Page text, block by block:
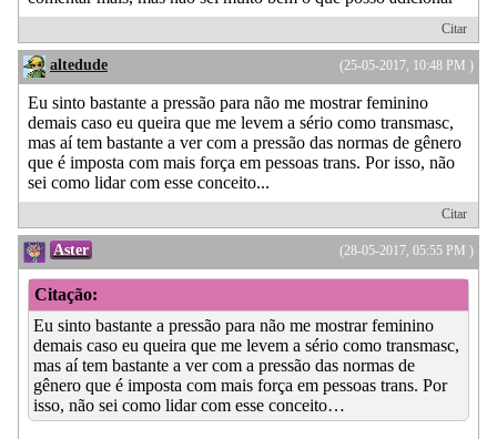
Citar
(25-05-2017, 10:48 PM )
altedude
Eu sinto bastante a pressão para não me mostrar feminino
demais caso eu queira que me levem a sério como transmasc,
mas aí tem bastante a ver com a pressão das normas de gênero
que é imposta com mais força em pessoas trans. Por isso, não
sei como lidar com esse conceito...
Citar
(28-05-2017, 05:55 PM )
Aster
Citação:
Eu sinto bastante a pressão para não me mostrar feminino
demais caso eu queira que me levem a sério como transmasc,
mas aí tem bastante a ver com a pressão das normas de
gênero que é imposta com mais força em pessoas trans. Por
isso, não sei como lidar com esse conceito…